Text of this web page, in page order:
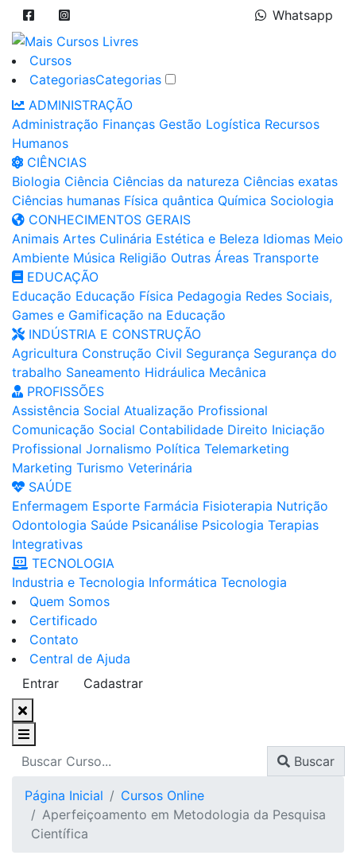
Whatsapp
Cursos
CategoriasCategorias
ADMINISTRAÇÃO
Administração Finanças Gestão Logística Recursos
Humanos
CIÊNCIAS
Biologia Ciência Ciências da natureza Ciências exatas
Ciências humanas Física quântica Química Sociologia
CONHECIMENTOS GERAIS
Animais Artes Culinária Estética e Beleza Idiomas Meio
Ambiente Música Religião Outras Áreas Transporte
EDUCAÇÃO
Educação Educação Física Pedagogia Redes Sociais,
Games e Gamificação na Educação
INDÚSTRIA E CONSTRUÇÃO
Agricultura Construção Civil Segurança Segurança do
trabalho Saneamento Hidráulica Mecânica
PROFISSÕES
Assistência Social Atualização Profissional
Comunicação Social Contabilidade Direito Iniciação
Profissional Jornalismo Política Telemarketing
Marketing Turismo Veterinária
SAÚDE
Enfermagem Esporte Farmácia Fisioterapia Nutrição
Odontologia Saúde Psicanálise Psicologia Terapias
Integrativas
TECNOLOGIA
Industria e Tecnologia Informática Tecnologia
Quem Somos
Certificado
Contato
Central de Ajuda
Entrar
Cadastrar
Buscar
Página Inicial
Cursos Online
Aperfeiçoamento em Metodologia da Pesquisa
Científica